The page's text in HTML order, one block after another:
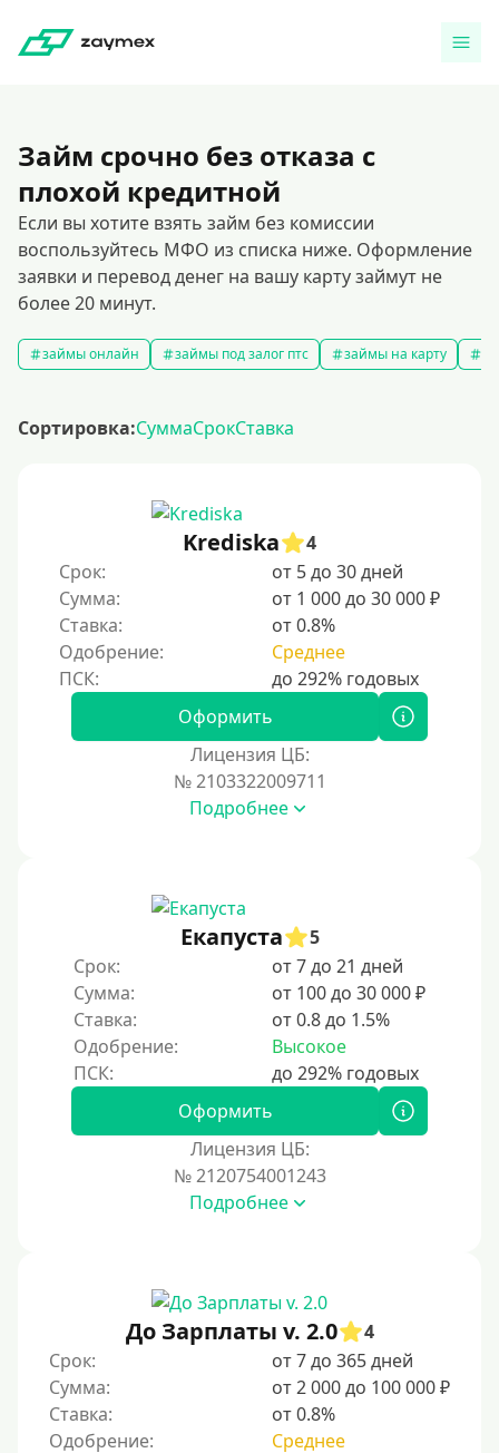
Займ срочно без отказа с
плохой кредитной
Если вы хотите взять займ без комиссии
воспользуйтесь МФО из списка ниже. Оформление
заявки и перевод денег на вашу карту займут не
более 20 минут.
займы онлайн займы под залог птс займы на карту
Сортировка:СуммаСрокСтавка
Krediska
4
Срок:
от 5 до 30 дней
Сумма:
от 1 000 до 30 000 ₽
Ставка:
от 0.8%
Одобрение:
Среднее
Оформить
Лицензия ЦБ:
№ 2103322009711
Подробнее
Екапуста
5
Срок:
от 7 до 21 дней
Сумма:
от 100 до 30 000 ₽
Ставка:
от 0.8 до 1.5%
Одобрение:
Высокое
Оформить
Лицензия ЦБ:
№ 2120754001243
Подробнее
До Зарплаты v. 2.0
4
Срок:
от 7 до 365 дней
Сумма:
от 2 000 до 100 000 ₽
Ставка:
от 0.8%
Одобрение:
Среднее